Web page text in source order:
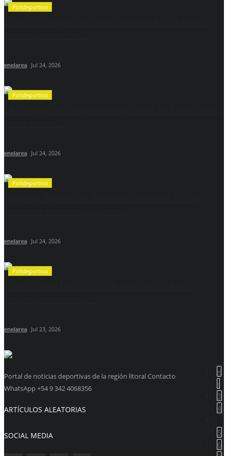
Polideportivo
enelarea Jul 24, 2026
Polideportivo
enelarea Jul 24, 2026
Polideportivo
enelarea Jul 24, 2026
Polideportivo
enelarea Jul 23, 2026
«
‹
3
4
5
6
Portal de noticias deportivas de la región litoral Contacto
WhatsApp +54 9 342 4068356
ARTÍCULOS ALEATORIAS
SOCIAL MEDIA